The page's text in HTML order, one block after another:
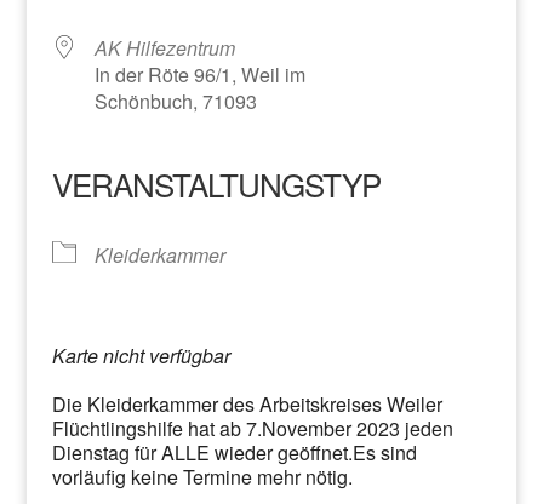
AK Hilfezentrum
In der Röte 96/1, Weil im
Schönbuch, 71093
VERANSTALTUNGSTYP
Kleiderkammer
Karte nicht verfügbar
Die Kleiderkammer des Arbeitskreises Weiler
Flüchtlingshilfe hat ab 7.November 2023 jeden
Dienstag für ALLE wieder geöffnet.Es sind
vorläufig keine Termine mehr nötig.